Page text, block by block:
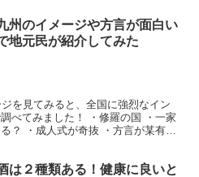
州のイメージや方言が面白い
地元民が紹介してみた
を見てみると、全国に強烈なイン
べてみました！ ・修羅の国 ・一家
？ ・成人式が奇抜 ・方言が某有名
は２種類ある！健康に良いと